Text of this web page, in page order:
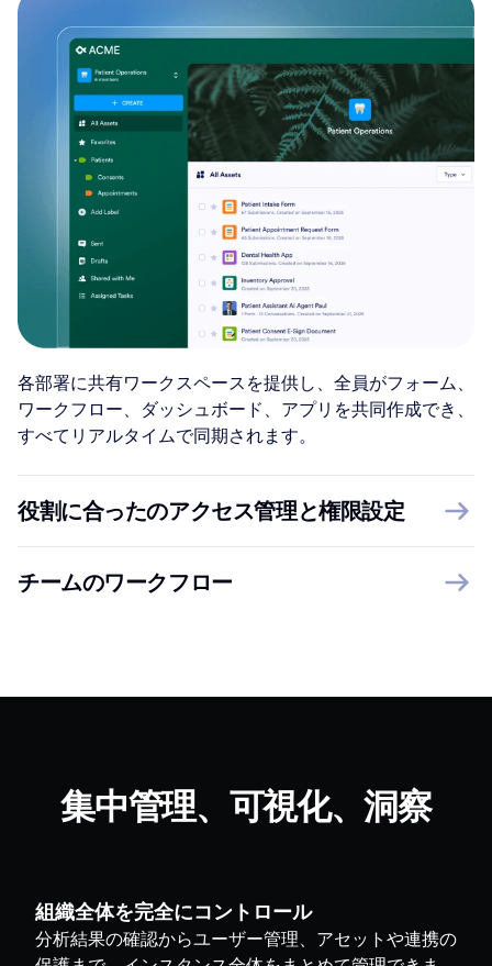
各部署に共有ワークスペースを提供し、全員がフォーム、
ワークフロー、ダッシュボード、アプリを共同作成でき、
すべてリアルタイムで同期されます。
役割に合ったのアクセス管理と権限設定
チームのワークフロー
集中管理、可視化、洞察
組織全体を完全にコントロール
分析結果の確認からユーザー管理、アセットや連携の